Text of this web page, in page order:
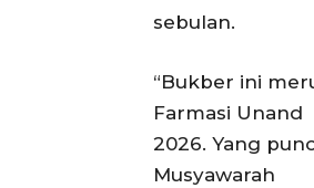
sebulan.
“Bukber ini
Farmasi Unand
2026. Yang
Musyawarah